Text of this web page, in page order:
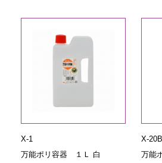
X-1
万能ポリ容器 １Ｌ 白
X-20B
万能